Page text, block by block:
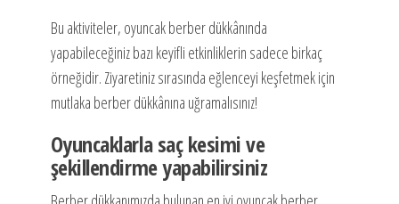
Bu aktiviteler, oyuncak berber dükkânında
yapabileceğiniz bazı keyifli etkinliklerin sadece birkaç
örneğidir. Ziyaretiniz sırasında eğlenceyi keşfetmek için
mutlaka berber dükkânına uğramalısınız!
Oyuncaklarla saç kesimi ve
şekillendirme yapabilirsiniz